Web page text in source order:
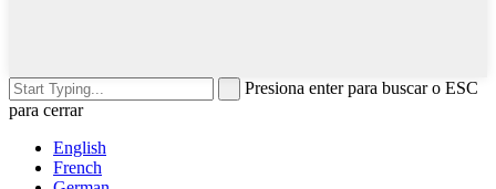
Presiona enter para buscar o ESC
para cerrar
English
French